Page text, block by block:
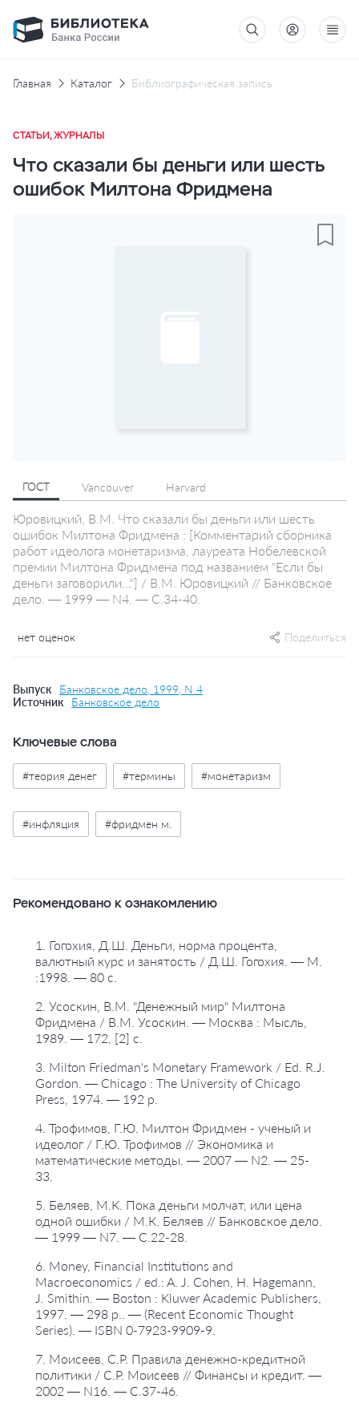
Главная Каталог Библиографическая запись
СТАТЬИ, ЖУРНАЛЫ
Что сказали бы деньги или шесть
ошибок Милтона Фридмена
ГОСТ Vancouver Harvard
Юровицкий, В.М. Что сказали бы деньги или шесть
ошибок Милтона Фридмена : [Комментарий сборника
работ идеолога монетаризма, лауреата Нобелевской
премии Милтона Фридмена под названием "Если бы
деньги заговорили..."] / В.М. Юровицкий // Банковское
дело. — 1999 — N4. — С.34-40.
нет оценок Поделиться
Выпуск
Банковское дело, 1999, N 4
Источник
Банковское дело
Ключевые слова
#теория денег #термины #монетаризм
#инфляция #фридмен м.
Рекомендовано к ознакомлению
1. Гогохия, Д.Ш. Деньги, норма процента,
валютный курс и занятость / Д.Ш. Гогохия. — М.
:1998. — 80 с.
2. Усоскин, В.М. "Денежный мир" Милтона
Фридмена / В.М. Усоскин. — Москва : Мысль,
1989. — 172, [2] с.
3. Milton Friedman's Monetary Framework / Ed. R.J.
Gordon. — Chicago : The University of Chicago
Press, 1974. — 192 p.
4. Трофимов, Г.Ю. Милтон Фридмен - ученый и
идеолог / Г.Ю. Трофимов // Экономика и
математические методы. — 2007 — N2. — 25-
33.
5. Беляев, М.К. Пока деньги молчат, или цена
одной ошибки / М.К. Беляев // Банковское дело.
— 1999 — N7. — С.22-28.
6. Money, Financial Institutions and
Macroeconomics / ed.: A. J. Cohen, H. Hagemann,
J. Smithin. — Boston : Kluwer Academic Publishers,
1997. — 298 p.. — (Recent Economic Thought
Series). — ISBN 0-7923-9909-9.
7. Моисеев, С.Р. Правила денежно-кредитной
политики / С.Р. Моисеев // Финансы и кредит. —
2002 — N16. — С.37-46.